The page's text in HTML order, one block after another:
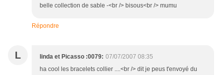
belle collection de sable -<br /> bisous<br /> mumu
Répondre
L linda et Picasso :0079: 07/07/2007 08:35
ha cool les bracelets collier ....<br /> dit je peus t'envoyé du